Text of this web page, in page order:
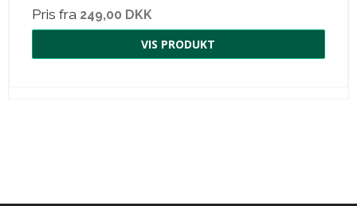
Pris fra 249,00 DKK
VIS PRODUKT